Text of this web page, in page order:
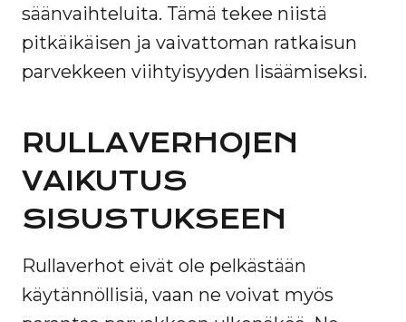
säänvaihteluita. Tämä tekee niistä
pitkäikäisen ja vaivattoman ratkaisun
parvekkeen viihtyisyyden lisäämiseksi.
RULLAVERHOJEN
VAIKUTUS
SISUSTUKSEEN
Rullaverhot eivät ole pelkästään
käytännöllisiä, vaan ne voivat myös